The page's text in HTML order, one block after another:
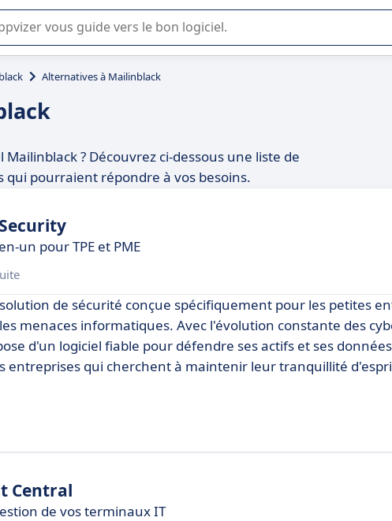
l'utilisation ou la sélection de logiciel SaaS en entreprise.
Alternatives à Mailinblack
? Découvrez ci-dessous une liste de
pourraient répondre à vos besoins.
un pour TPE et PME
de sécurité conçue spécifiquement pour les petites
menaces informatiques. Avec l'évolution constante des
d'un logiciel fiable pour défendre ses actifs et ses
entreprises qui cherchent à maintenir leur tranquillité
Central
de vos terminaux IT